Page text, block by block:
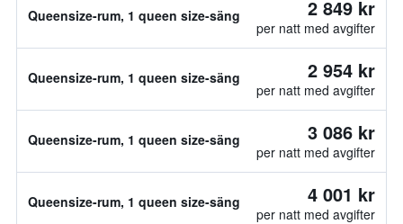
Queensize-rum, 1 queen size-säng 2 849 kr
per natt med avgifter
Queensize-rum, 1 queen size-säng 2 954 kr
per natt med avgifter
Queensize-rum, 1 queen size-säng 3 086 kr
per natt med avgifter
Queensize-rum, 1 queen size-säng 4 001 kr
per natt med avgifter